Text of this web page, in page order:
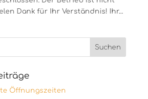
Dank für Ihr Verständnis! Ihr...
Öffnungszeiten